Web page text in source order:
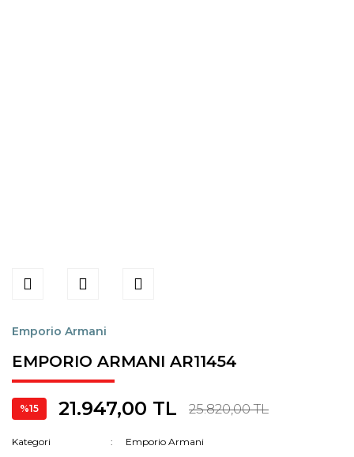
Emporio Armani
EMPORIO ARMANI AR11454
%15 21.947,00 TL 25.820,00 TL
Kategori
Emporio Armani